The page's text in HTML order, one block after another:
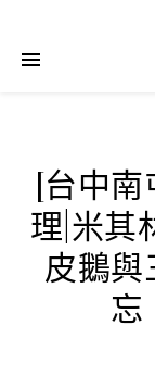
[台中
理|米其
皮鵝
忘